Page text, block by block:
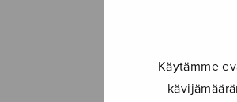
Käytämme